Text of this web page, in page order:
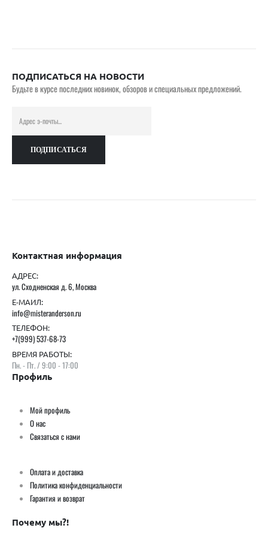
ПОДПИСАТЬСЯ НА НОВОСТИ
Будьте в курсе последних новинок, обзоров и специальных предложений.
Контактная информация
АДРЕС:
ул. Сходненская д. 6, Москва
Е-МАИЛ:
info@misteranderson.ru
ТЕЛЕФОН:
+7(999) 537-68-73
ВРЕМЯ РАБОТЫ:
Пн. - Пт. / 9:00 - 17:00
Профиль
Мой профиль
О нас
Связаться с нами
Оплата и доставка
Политика конфиденциальности
Гарантия и возврат
Почему мы?!